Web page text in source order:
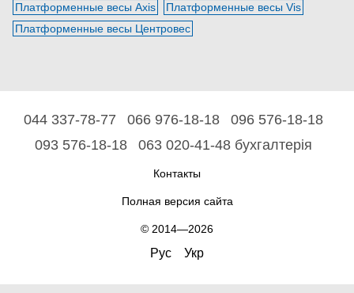
Платформенные весы Axis
Платформенные весы Vis
Платформенные весы Центровес
044 337-78-77 066 976-18-18
096 576-18-18
093 576-18-18
063 020-41-48 бухгалтерія
Контакты
Полная версия сайта
© 2014—2026
Рус Укр